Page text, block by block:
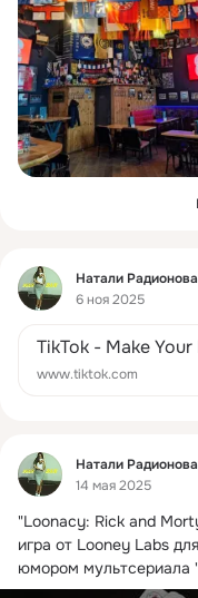
Фид
Натали Радионова
6 ноя 2025
TikTok - Make Your
www.tiktok.com
Фид
Натали Радионова
14 мая 2025
"Loonacy: Rick and
игра от Looney Labs
юмором мультсериала